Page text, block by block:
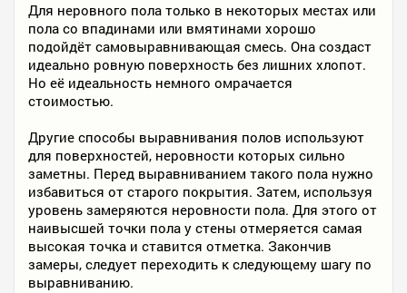
Для неровного пола только в некоторых местах или
пола со впадинами или вмятинами хорошо
подойдёт самовыравнивающая смесь. Она создаст
идеально ровную поверхность без лишних хлопот.
Но её идеальность немного омрачается
стоимостью.
Другие способы выравнивания полов используют
для поверхностей, неровности которых сильно
заметны. Перед выравниванием такого пола нужно
избавиться от старого покрытия. Затем, используя
уровень замеряются неровности пола. Для этого от
наивысшей точки пола у стены отмеряется самая
высокая точка и ставится отметка. Закончив
замеры, следует переходить к следующему шагу по
выравниванию.